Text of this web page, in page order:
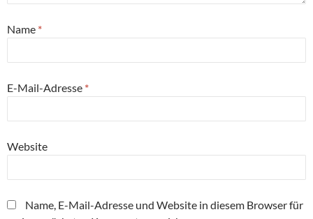
Name *
E-Mail-Adresse *
Website
Name, E-Mail-Adresse und Website in diesem Browser für